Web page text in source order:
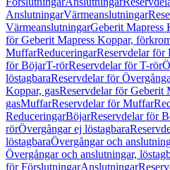
AnslutningarVärmeanslutningar
VärmeanslutningarGeberit Mapress
för Geberit Mapress Koppar,
MuffarReduceringarReservdelar för
för BöjarT-rörReservdelar för T-rör
löstagbaraReservdelar för
Koppar, gasReservdelar för Geberit
gasMuffarReservdelar för Muffar
ReduceringarBöjarReservdelar för
rörÖvergångar ej löstagbara
löstagbaraÖvergångar och
Övergångar och anslutningar,
för FörslutningarAnslutningar